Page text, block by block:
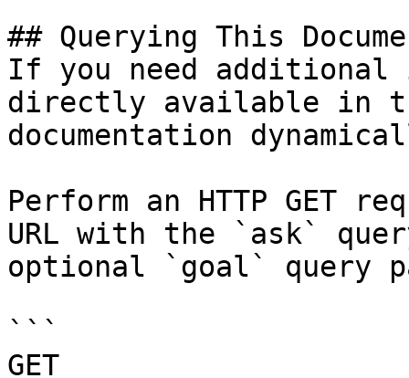
## Querying This
If you need
directly available in
documentation
Perform an HTTP GET
URL with the `ask`
optional `goal` query
```
GET